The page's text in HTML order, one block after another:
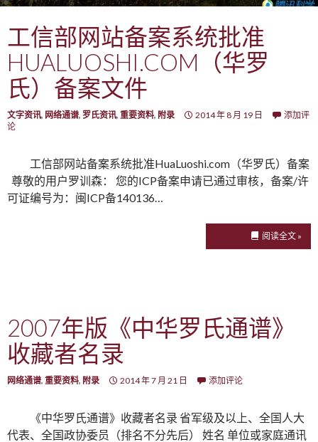
工信部网站备案系统批准
HUALUOSHI.COM（华罗
氏）备案文件
文字资讯, 网络通谱, 罗氏资讯, 重要资料, 附录 2014 年 8 月 19 日
添加评
论
工信部网站备案系统批准HuaLuoshi.com（华罗氏）备案
尊敬的用户罗训森： 您的ICP备案申请已通过审核，备案/许
可证编号为：闽ICP备140136…
阅读全文 »
2007年版《中华罗氏通谱》
收藏者名录
网络通谱, 重要资料, 附录 2014 年 7 月 21 日 添加评论
《中华罗氏通谱》收藏者名录 省军级及以上、全国人大
代表、全国政协委员（排名不分先后） 姓名 单位或家庭通讯